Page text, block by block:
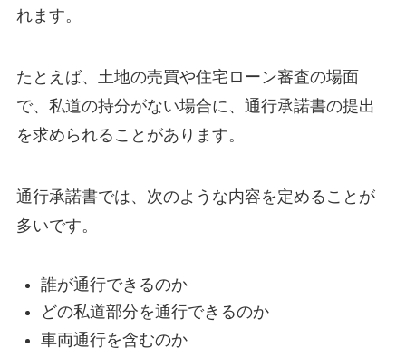
れます。
たとえば、土地の売買や住宅ローン審査の場面
で、私道の持分がない場合に、通行承諾書の提出
を求められることがあります。
通行承諾書では、次のような内容を定めることが
多いです。
誰が通行できるのか
どの私道部分を通行できるのか
車両通行を含むのか